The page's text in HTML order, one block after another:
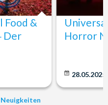
Food &
Der
Horror
28.05.2025
Neuigkeiten